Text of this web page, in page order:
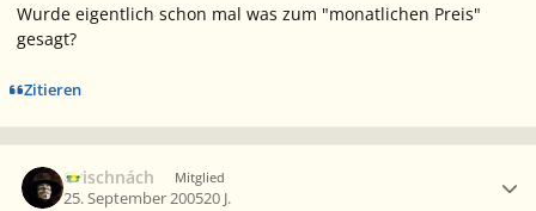
Wurde eigentlich schon mal was zum "monatlichen Preis"
gesagt?
Zitieren
Grischnách Mitglied
25. September 200520 J.